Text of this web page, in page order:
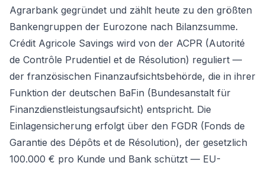
Agrarbank gegründet und zählt heute zu den größten
Bankengruppen der Eurozone nach Bilanzsumme.
Crédit Agricole Savings wird von der ACPR (Autorité
de Contrôle Prudentiel et de Résolution) reguliert —
der französischen Finanzaufsichtsbehörde, die in ihrer
Funktion der deutschen BaFin (Bundesanstalt für
Finanzdienstleistungsaufsicht) entspricht. Die
Einlagensicherung erfolgt über den FGDR (Fonds de
Garantie des Dépôts et de Résolution), der gesetzlich
100.000 € pro Kunde und Bank schützt — EU-